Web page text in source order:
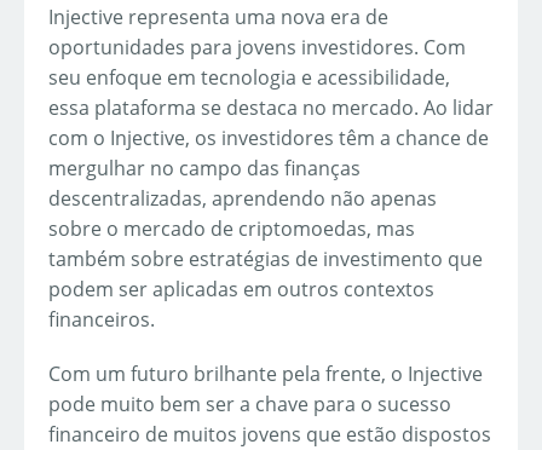
Injective representa uma nova era de
oportunidades para jovens investidores. Com
seu enfoque em tecnologia e acessibilidade,
essa plataforma se destaca no mercado. Ao lidar
com o Injective, os investidores têm a chance de
mergulhar no campo das finanças
descentralizadas, aprendendo não apenas
sobre o mercado de criptomoedas, mas
também sobre estratégias de investimento que
podem ser aplicadas em outros contextos
financeiros.
Com um futuro brilhante pela frente, o Injective
pode muito bem ser a chave para o sucesso
financeiro de muitos jovens que estão dispostos